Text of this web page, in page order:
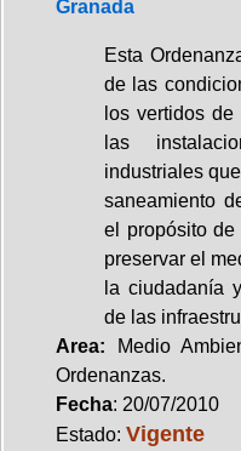
Granada
Esta
de las
los vertidos
las
industriales
saneamiento
el propósito de
preservar el
la ciudadanía
de las
Area: Medio
Ordenanzas.
Fecha: 20/07/2010
Estado: Vigente